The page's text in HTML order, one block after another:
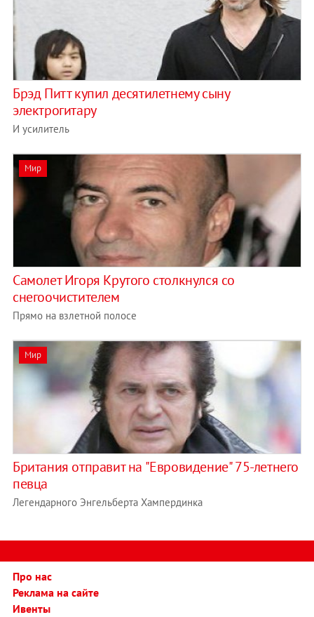
Брэд Питт купил десятилетнему сыну
электрогитару
И усилитель
Мир
Самолет Игоря Крутого столкнулся со
снегоочистителем
Прямо на взлетной полосе
Мир
Британия отправит на "Евровидение" 75-летнего
певца
Легендарного Энгельберта Хампердинка
Про нас
Реклама на сайте
Ивенты